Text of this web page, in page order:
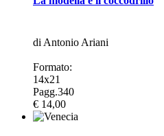
di Antonio Ariani
Formato:
14x21
Pagg.340
€ 14,00